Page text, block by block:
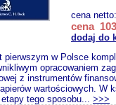
cena
cena
dodaj do
pierwszym w Polsce
opracowaniem
z instrumentów
wartościowych. W
tego sposobu... >>>